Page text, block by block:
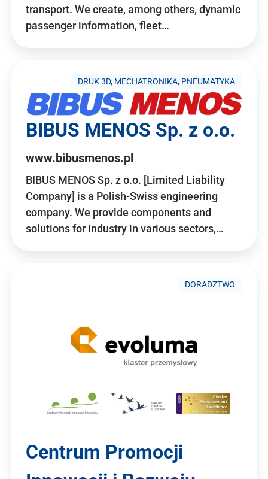
transport. We create, among others, dynamic
passenger information, fleet…
DRUK 3D, MECHATRONIKA, PNEUMATYKA
BIBUS MENOS Sp. z o.o.
www.bibusmenos.pl
BIBUS MENOS Sp. z o.o. [Limited Liability
Company] is a Polish-Swiss engineering
company. We provide components and
solutions for industry in various sectors,…
DORADZTWO
Centrum Promocji